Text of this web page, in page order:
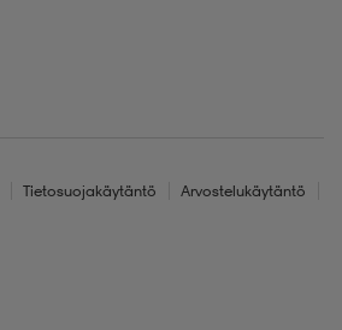
Tietosuojakäytäntö
Arvostelukäytäntö